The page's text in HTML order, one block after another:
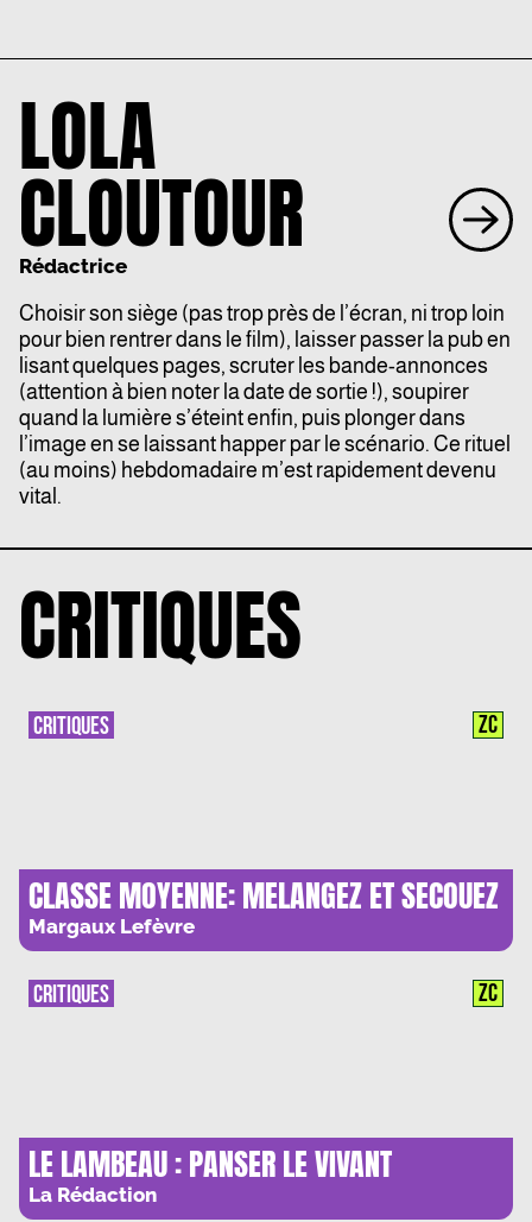
LOLA
CLOUTOUR
Rédactrice
Choisir son siège (pas trop près de l’écran, ni trop loin
pour bien rentrer dans le film), laisser passer la pub en
lisant quelques pages, scruter les bande-annonces
(attention à bien noter la date de sortie !), soupirer
quand la lumière s’éteint enfin, puis plonger dans
l’image en se laissant happer par le scénario. Ce rituel
(au moins) hebdomadaire m’est rapidement devenu
vital.
CRITIQUES
CLASSE MOYENNE: MELANGEZ ET SECOUEZ
Margaux Lefèvre
CRITIQUES ZC
LE LAMBEAU : PANSER LE VIVANT
La Rédaction
CRITIQUES ZC